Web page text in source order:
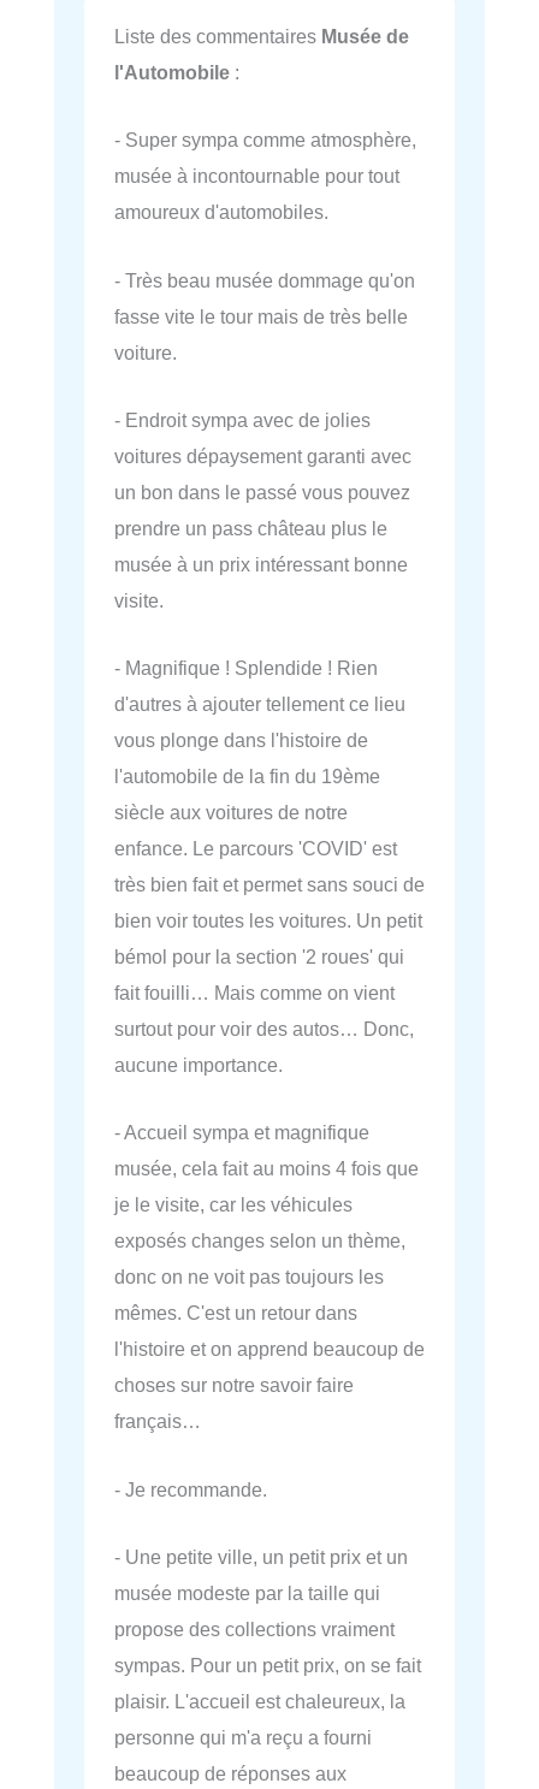
Liste des commentaires Musée de
l'Automobile :
- Super sympa comme atmosphère,
musée à incontournable pour tout
amoureux d'automobiles.
- Très beau musée dommage qu'on
fasse vite le tour mais de très belle
voiture.
- Endroit sympa avec de jolies
voitures dépaysement garanti avec
un bon dans le passé vous pouvez
prendre un pass château plus le
musée à un prix intéressant bonne
visite.
- Magnifique ! Splendide ! Rien
d'autres à ajouter tellement ce lieu
vous plonge dans l'histoire de
l'automobile de la fin du 19ème
siècle aux voitures de notre
enfance. Le parcours 'COVID' est
très bien fait et permet sans souci de
bien voir toutes les voitures. Un petit
bémol pour la section '2 roues' qui
fait fouilli… Mais comme on vient
surtout pour voir des autos… Donc,
aucune importance.
- Accueil sympa et magnifique
musée, cela fait au moins 4 fois que
je le visite, car les véhicules
exposés changes selon un thème,
donc on ne voit pas toujours les
mêmes. C'est un retour dans
l'histoire et on apprend beaucoup de
choses sur notre savoir faire
français…
- Je recommande.
- Une petite ville, un petit prix et un
musée modeste par la taille qui
propose des collections vraiment
sympas. Pour un petit prix, on se fait
plaisir. L'accueil est chaleureux, la
personne qui m'a reçu a fourni
beaucoup de réponses aux